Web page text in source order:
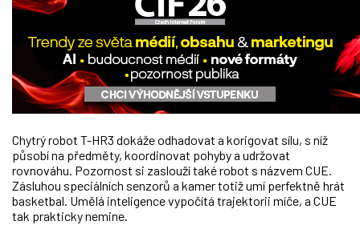
Chytrý robot T-HR3 dokáže odhadovat a korigovat sílu, s níž
působí na předměty, koordinovat pohyby a udržovat
rovnováhu. Pozornost si zaslouží také robot s názvem CUE.
Zásluhou speciálních senzorů a kamer totiž umí perfektně hrát
basketbal. Umělá inteligence vypočítá trajektorii míče, a CUE
tak prakticky nemine.